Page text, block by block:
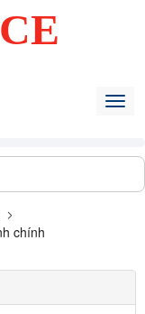
TIN TỨC
chính